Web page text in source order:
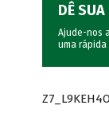
DÊ
Ajude-nos
uma rápida